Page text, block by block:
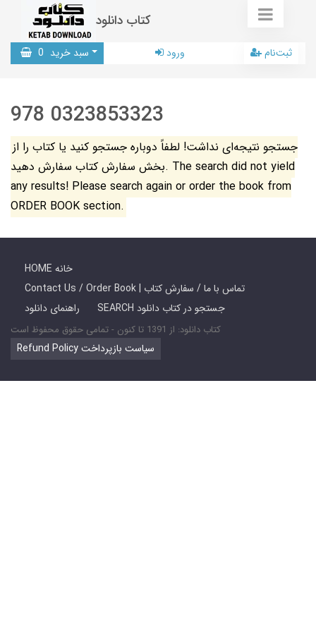
کتاب دانلود
سبد خرید 0 ورود ثبت‌نام
978 0323853323
جستجو نتیجه‌ای نداشت! لطفاً دوباره جستجو کنید یا کتاب را از
بخش سفارش کتاب سفارش دهید. The search did not yield
any results! Please search again or order the book from
ORDER BOOK section.
HOME خانه
Contact Us / Order Book | تماس با ما / سفارش کتاب
راهنمای دانلود
SEARCH جستجو در کتاب دانلود
کتاب دانلود: از 1391 تا کنون - تمامی حقوق محفوظ است
Refund Policy سیاست بازپرداخت